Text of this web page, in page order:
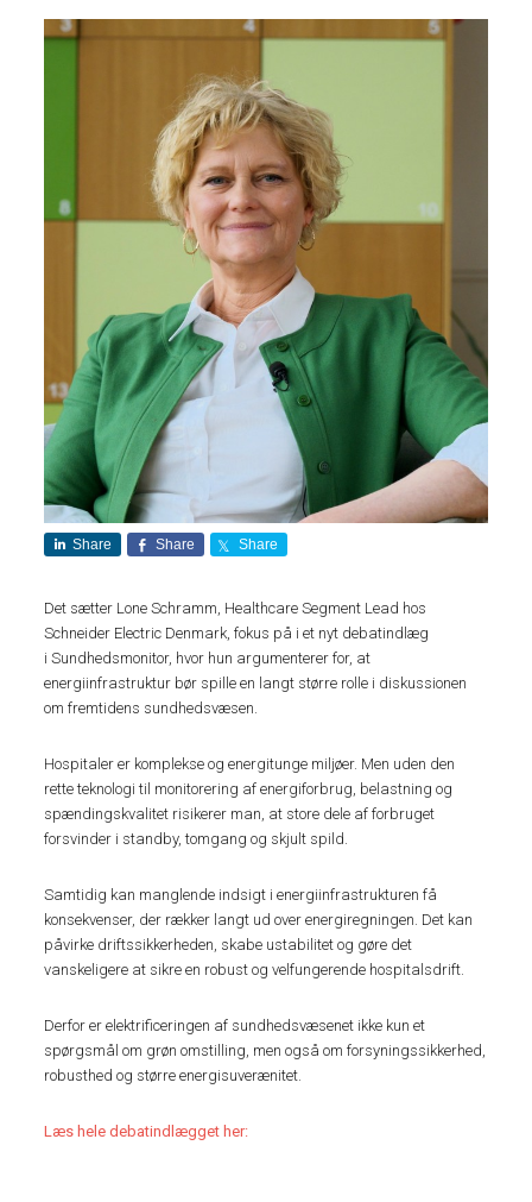
Share Share Share
Det sætter Lone Schramm, Healthcare Segment Lead hos
Schneider Electric Denmark, fokus på i et nyt debatindlæg
i Sundhedsmonitor, hvor hun argumenterer for, at
energiinfrastruktur bør spille en langt større rolle i diskussionen
om fremtidens sundhedsvæsen.
Hospitaler er komplekse og energitunge miljøer. Men uden den
rette teknologi til monitorering af energiforbrug, belastning og
spændingskvalitet risikerer man, at store dele af forbruget
forsvinder i standby, tomgang og skjult spild.
Samtidig kan manglende indsigt i energiinfrastrukturen få
konsekvenser, der rækker langt ud over energiregningen. Det kan
påvirke driftssikkerheden, skabe ustabilitet og gøre det
vanskeligere at sikre en robust og velfungerende hospitalsdrift.
Derfor er elektrificeringen af sundhedsvæsenet ikke kun et
spørgsmål om grøn omstilling, men også om forsyningssikkerhed,
robusthed og større energisuverænitet.
Læs hele debatindlægget her: